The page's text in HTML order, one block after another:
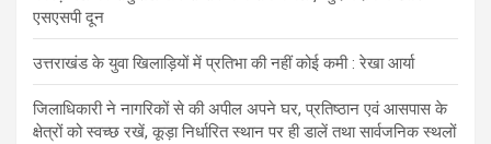
एसएसपी दून
उत्तराखंड के युवा खिलाड़ियों में प्रतिभा की नहीं कोई कमी : रेखा आर्या
जिलाधिकारी ने नागरिकों से की अपील अपने घर, प्रतिष्ठान एवं आसपास के
क्षेत्रों को स्वच्छ रखें, कूड़ा निर्धारित स्थान पर ही डालें तथा सार्वजनिक स्थलों